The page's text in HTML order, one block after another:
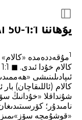
يۇھاننا 1:1-50 UIGB2010 - Bible AI
1مۇقەددەمدە «كالام»
ئىپادىلىنىشى
شۇنداقلا «خۇدانىڭ
نامىدۇر؛